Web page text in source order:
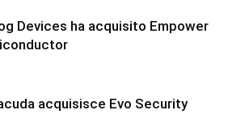
Devices ha acquisito Empower
acquisisce Evo Security